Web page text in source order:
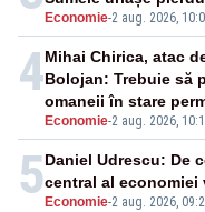
Economie-2 aug. 2026,
4
Economie-2 aug. 2026,
Mihai Chirica, atac
Bolojan: Trebuie să
omaneii în stare
5 Economie-2 aug. 2026,
Daniel Udrescu: De
central al economiei